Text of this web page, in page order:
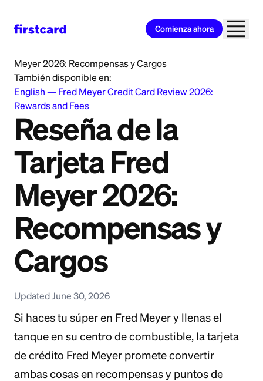
Comienza ahora
Meyer 2026: Recompensas y Cargos
También disponible en:
English — Fred Meyer Credit Card Review 2026:
Rewards and Fees
Reseña de la
Tarjeta Fred
Meyer 2026:
Recompensas y
Cargos
Updated June 30, 2026
Si haces tu súper en Fred Meyer y llenas el
tanque en su centro de combustible, la tarjeta
de crédito Fred Meyer promete convertir
ambas cosas en recompensas y puntos de